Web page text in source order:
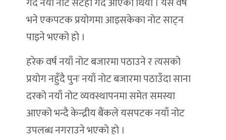
भने एकपटक प्रयोगमा आइसकेका नोट साट्न
पाइने भएको हो ।
हरेक वर्ष नयाँ नोट बजारमा पठाउने र त्यसको
प्रयोग नहुँदै पुनः नयाँ नोट बजारमा पठाउँदा साना
दरको नयाँ नोट व्यवस्थापनमा समेत समस्या
आएको भन्दै केन्द्रीय बैंकले यसपटक नयाँ नोट
उपलब्ध नगराउने भएको हो ।